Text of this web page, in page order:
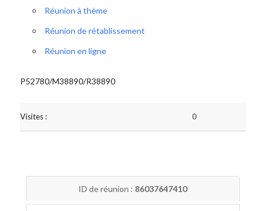
Réunion à thème
Réunion de rétablissement
Réunion en ligne
P52780/M38890/R38890
Visites : 0
ID de réunion : 86037647410